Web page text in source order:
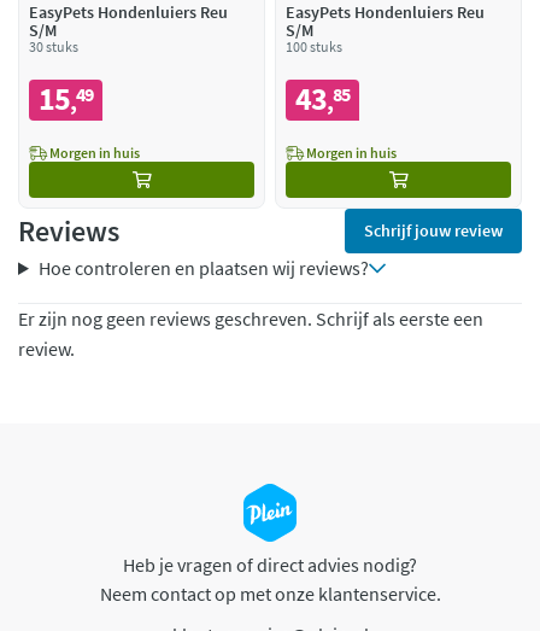
EasyPets Hondenluiers Reu
S/M
30 stuks
15,49
Morgen in huis
EasyPets Hondenluiers Reu
S/M
100 stuks
43,85
Morgen in huis
Reviews Schrijf jouw review
Hoe controleren en plaatsen wij reviews?
Er zijn nog geen reviews geschreven. Schrijf als eerste een
review.
Heb je vragen of direct advies nodig?
Neem contact op met onze klantenservice.